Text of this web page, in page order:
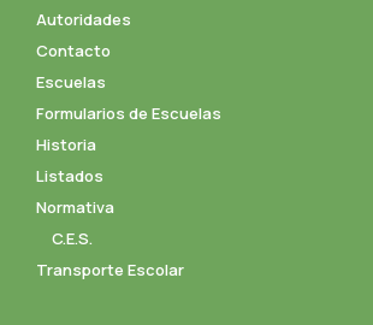
Autoridades
Contacto
Escuelas
Formularios de Escuelas
Historia
Listados
Normativa
C.E.S.
Transporte Escolar